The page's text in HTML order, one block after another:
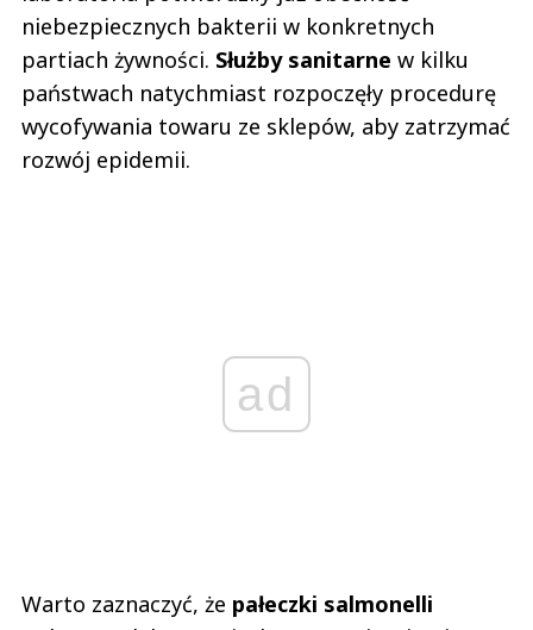
niebezpiecznych bakterii w konkretnych
partiach żywności. Służby sanitarne w kilku
państwach natychmiast rozpoczęły procedurę
wycofywania towaru ze sklepów, aby zatrzymać
rozwój epidemii.
ad
Warto zaznaczyć, że pałeczki salmonelli